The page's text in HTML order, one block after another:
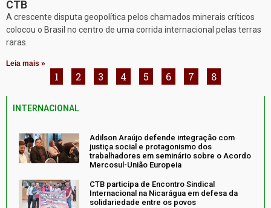
CTB
A crescente disputa geopolítica pelos chamados minerais críticos
colocou o Brasil no centro de uma corrida internacional pelas terras
raras.
Leia mais »
1 2 3 4 5 6 7 8
INTERNACIONAL
Adilson Araújo defende integração com
justiça social e protagonismo dos
trabalhadores em seminário sobre o Acordo
Mercosul-União Europeia
CTB participa de Encontro Sindical
Internacional na Nicarágua em defesa da
solidariedade entre os povos